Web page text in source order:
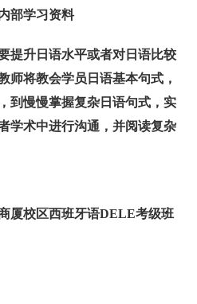
部学习资料
提升日语水平或者对日语比较
师将教会学员日语基本句式，
到慢慢掌握复杂日语句式，实
学术中进行沟通，并阅读复杂
厦校区西班牙语DELE考级班